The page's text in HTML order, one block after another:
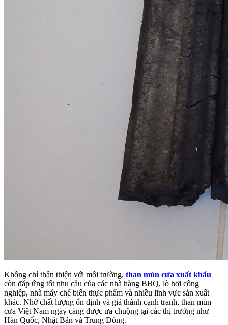
Không chỉ thân thiện với môi trường, than mùn cưa xuất khẩu
còn đáp ứng tốt nhu cầu của các nhà hàng BBQ, lò hơi công
nghiệp, nhà máy chế biến thực phẩm và nhiều lĩnh vực sản xuất
khác. Nhờ chất lượng ổn định và giá thành cạnh tranh, than mùn
cưa Việt Nam ngày càng được ưa chuộng tại các thị trường như
Hàn Quốc, Nhật Bản và Trung Đông.